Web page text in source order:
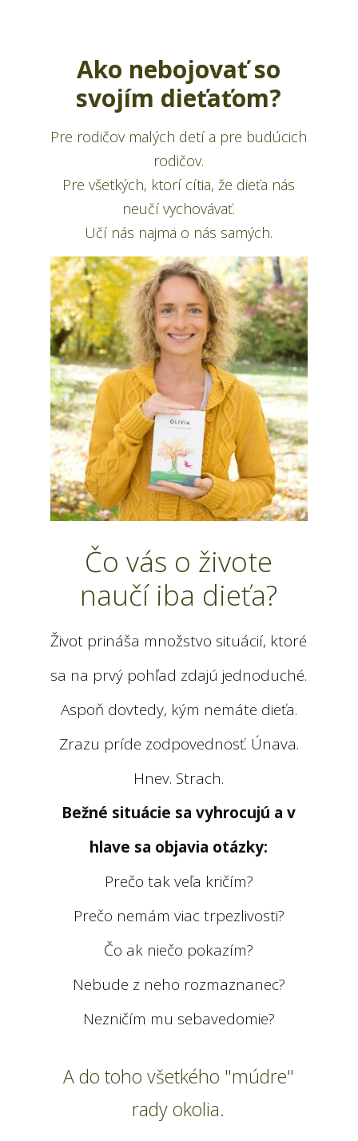
Ako nebojovať so
svojím dieťaťom?
Pre rodičov malých detí a pre budúcich
rodičov.
Pre všetkých, ktorí cítia, že dieťa nás
neučí vychovávať.
Učí nás najmä o nás samých.
Čo vás o živote
naučí iba dieťa?
Život prináša množstvo situácií, ktoré
sa na prvý pohľad zdajú jednoduché.
Aspoň dovtedy, kým nemáte dieťa.
Zrazu príde zodpovednosť. Únava.
Hnev. Strach.
Bežné situácie sa vyhrocujú a v
hlave sa objavia otázky:
Prečo tak veľa kričím?
Prečo nemám viac trpezlivosti?
Čo ak niečo pokazím?
Nebude z neho rozmaznanec?
Nezničím mu sebavedomie?
A do toho všetkého "múdre"
rady okolia.